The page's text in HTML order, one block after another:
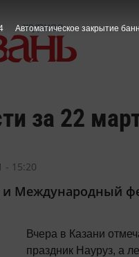
за 22
- 15:20
и Международный
Вчера в Казани
праздник Науруз, а
Автоматическое закрытие